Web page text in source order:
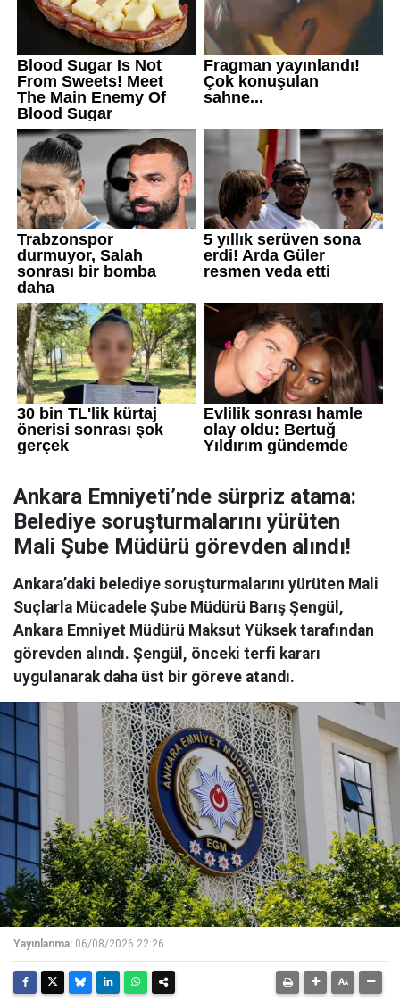
Ankara Emniyeti’nde sürpriz atama:
Belediye soruşturmalarını yürüten
Mali Şube Müdürü görevden alındı!
Ankara’daki belediye soruşturmalarını yürüten Mali
Suçlarla Mücadele Şube Müdürü Barış Şengül,
Ankara Emniyet Müdürü Maksut Yüksek tarafından
görevden alındı. Şengül, önceki terfi kararı
uygulanarak daha üst bir göreve atandı.
Yayınlanma: 06/08/2026 22:26